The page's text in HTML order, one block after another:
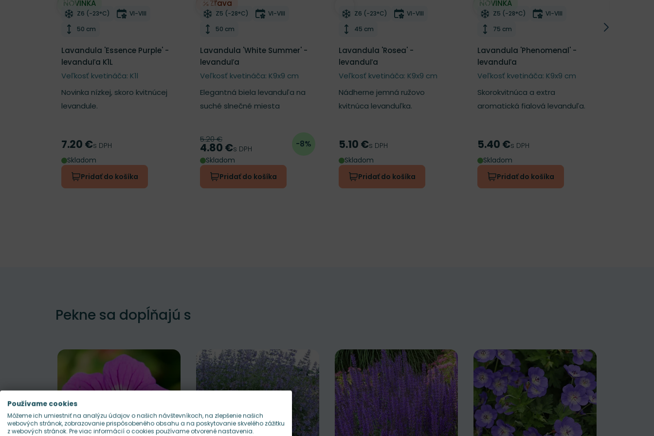
NOVINKA
Odober do zoznamu želaní
Mrazuvzdornosť
Z6 (-23°C) Doba kvitnutia
VI-VIII
Výška rastliny
50 cm
Lavandula 'Essence Purple' -
levanduľa K1L
Veľkosť kvetináča: K1l
Novinka nízkej, skoro kvitnúcej
levandule.
Cena
7.20 €s DPH
Skladom
Pridať do košíka
Zľava
Odober do zoznamu želaní
Mrazuvzdornosť
Z5 (-28°C) Doba kvitnutia
VI-VIII
Výška rastliny
50 cm
Lavandula 'White Summer' -
levanduľa
Veľkosť kvetináča: K9x9 cm
Elegantná biela levanduľa na
suché slnečné miesta
Pôvodná cena
5.20 €
Cena
4.80 €s DPH -8%
Skladom
Pridať do košíka
Odober do zoznamu želaní
Mrazuvzdornosť
Z6 (-23°C) Doba kvitnutia
VI-VIII
Výška rastliny
45 cm
Lavandula 'Rosea' -
levanduľa
Veľkosť kvetináča: K9x9 cm
Nádherne jemná ružovo
kvitnúca levanduľka.
Cena
5.10 €s DPH
Skladom
Pridať do košíka
NOVINKA
Odober do zoznamu želaní
Mrazuvzdornosť
Z5 (-28°C) Doba kvitnutia
VI-VIII
Výška rastliny
75 cm
Lavandula 'Phenomenal' -
levanduľa
Veľkosť kvetináča: K9x9 cm
Skorokvitnúca a extra
aromatická fialová levanduľa.
Cena
5.40 €s DPH
Skladom
Pridať do košíka
Pekne sa dopĺňajú s
Používame cookies
Môžeme ich umiestniť na analýzu údajov o našich návštevníkoch, na zlepšenie našich
webových stránok, zobrazovanie prispôsobeného obsahu a na poskytovanie skvelého zážitku
z webových stránok. Pre viac informácií o cookies používame otvorené nastavenia.